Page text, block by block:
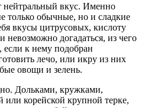
нейтральный вкус. Именно
только обычные, но и сладкие
вкусы цитрусовых, кислоту
невозможно догадаться, из чего
если к нему подобран
лечо, или икру из них
овощи и зелень.
Дольками, кружками,
или корейской крупной терке,